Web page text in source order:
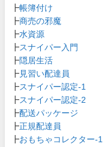
┣帳簿付け
┣商売の邪魔
┣水資源
┣スナイパー入門
┣隠居生活
┣ 見習い配達員
┣スナイパー認定-1
┣スナイパー認定-2
┣配送パッケージ
┣正規配達員
┣おもちゃコレクター-1